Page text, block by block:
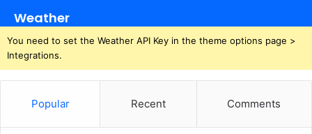
Weather
You need to set the Weather API Key in the theme options page >
Integrations.
Popular Recent Comments